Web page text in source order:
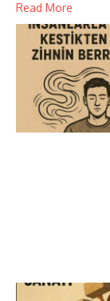
Read More